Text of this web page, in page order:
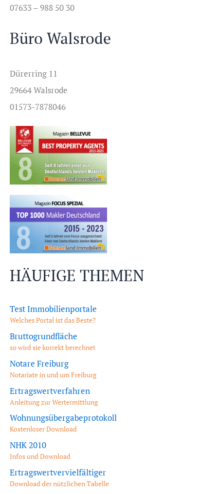
07633 – 988 50 30
Büro Walsrode
Dürerring 11
29664 Walsrode
01573-7878046
HÄUFIGE THEMEN
Test Immobilienportale
Welches Portal ist das Beste?
Bruttogrundfläche
so wird sie korrekt berechnet
Notare Freiburg
Notariate in und um Freiburg
Ertragswertverfahren
Anleitung zur Wertermittlung
Wohnungsübergabeprotokoll
Kostenloser Download
NHK 2010
Infos und Download
Ertragswertvervielfältiger
Download der nützlichen Tabelle